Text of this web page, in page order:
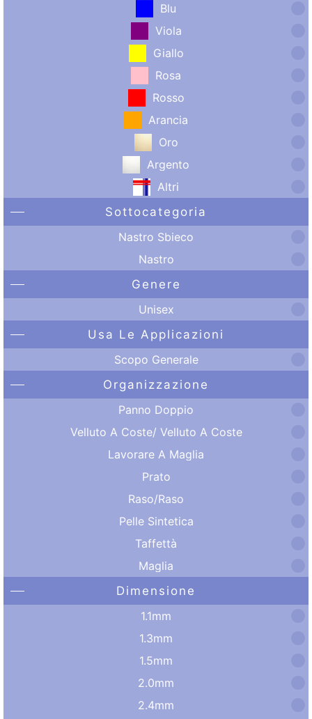
Blu
Viola
Giallo
Rosa
Rosso
Arancia
Oro
Argento
Altri
Sottocategoria
Nastro Sbieco
Nastro
Genere
Unisex
Usa Le Applicazioni
Scopo Generale
Organizzazione
Panno Doppio
Velluto A Coste/ Velluto A Coste
Lavorare A Maglia
Prato
Raso/Raso
Pelle Sintetica
Taffettà
Maglia
Dimensione
1.1mm
1.3mm
1.5mm
2.0mm
2.4mm